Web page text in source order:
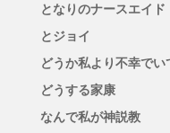
となりのナースエイド
とジョイ
どうか私より不幸でい
どうする家康
なんで私が神説教